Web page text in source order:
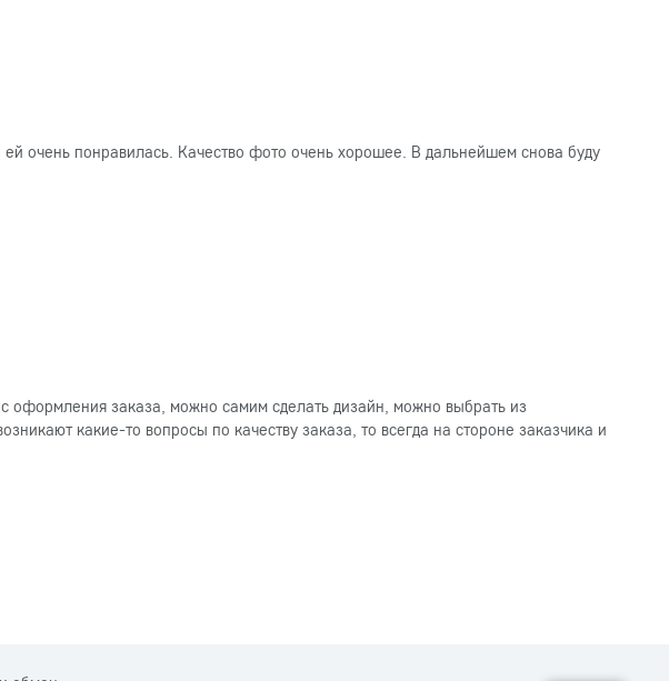
очень понравилась. Качество фото очень хорошее. В дальнейшем снова буду
заказа, можно самим сделать дизайн, можно выбрать из
какие-то вопросы по качеству заказа, то всегда на стороне заказчика и